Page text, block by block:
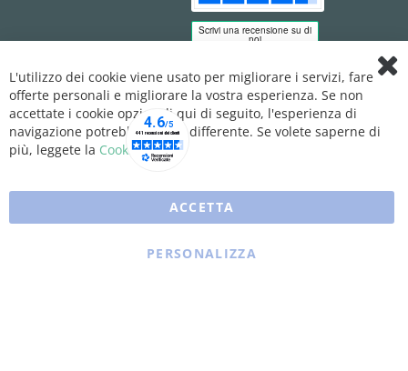
L'utilizzo dei cookie viene usato per migliorare i servizi, fare
offerte personali e migliorare la vostra esperienza. Se non
accettate i cookie opzionali qui di seguito, l'esperienza di
navigazione potrebbe essere differente. Se volete saperne di
più, leggete la Cookie Policy
ACCETTA
PERSONALIZZA